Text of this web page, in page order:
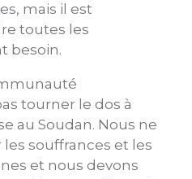
mais il est
toutes les
besoin.
tourner le dos à
au Soudan. Nous ne
souffrances et les
et nous devons